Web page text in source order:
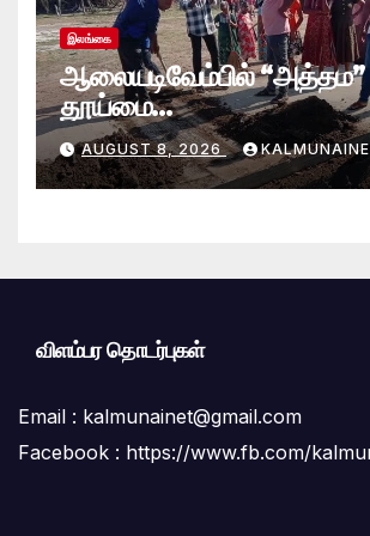
இலங்கை
ஆலையடிவேம்பில் “அத்தம”
தூய்மை
பிரதேச செயலகமும்
இணைந்து விசேட
AUGUST 8, 2026
விளம்பர தொடர்புகள்
Email : kalmunainet@gmail.com
Facebook : https://www.fb.com/